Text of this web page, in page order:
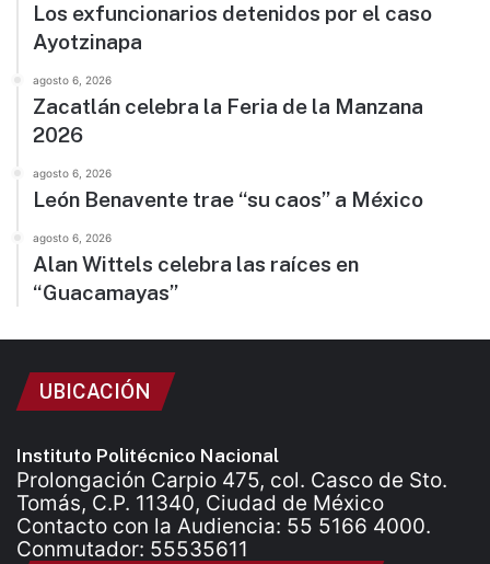
Los exfuncionarios detenidos por el caso
Ayotzinapa
agosto 6, 2026
Zacatlán celebra la Feria de la Manzana
2026
agosto 6, 2026
León Benavente trae “su caos” a México
agosto 6, 2026
Alan Wittels celebra las raíces en
“Guacamayas”
UBICACIÓN
Instituto Politécnico Nacional
Prolongación Carpio 475, col. Casco de Sto.
Tomás, C.P. 11340, Ciudad de México
Contacto con la Audiencia: 55 5166 4000.
Conmutador: 55535611